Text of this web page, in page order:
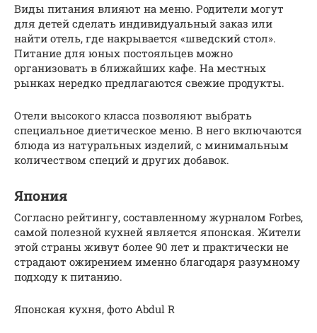
Виды питания влияют на меню. Родители могут
для детей сделать индивидуальный заказ или
найти отель, где накрывается «шведский стол».
Питание для юных постояльцев можно
организовать в ближайших кафе. На местных
рынках нередко предлагаются свежие продукты.
Отели высокого класса позволяют выбрать
специальное диетическое меню. В него включаются
блюда из натуральных изделий, с минимальным
количеством специй и других добавок.
Япония
Согласно рейтингу, составленному журналом Forbes,
самой полезной кухней является японская. Жители
этой страны живут более 90 лет и практически не
страдают ожирением именно благодаря разумному
подходу к питанию.
Японская кухня, фото Abdul R